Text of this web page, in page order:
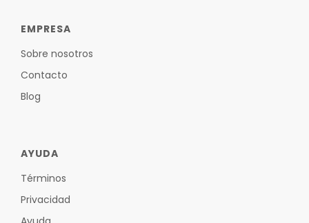
EMPRESA
Sobre nosotros
Contacto
Blog
AYUDA
Términos
Privacidad